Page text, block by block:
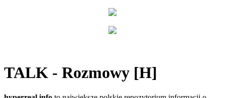
TALK - Rozmowy [H]